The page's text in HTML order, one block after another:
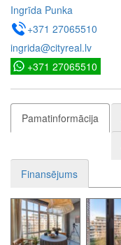
Ingrīda Punka
+371 27065510
ingrida@cityreal.lv
+371 27065510
Pamatinformācija
Finansējums